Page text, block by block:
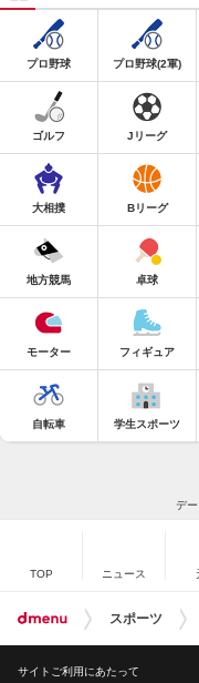
プロ野球 プロ野球(2軍)
ゴルフ Jリーグ
大相撲 Bリーグ
地方競馬 卓球
モーター フィギュア
自転車 学生スポーツ
デ
TOP ニュース
スポーツ
サイトご利用にあたって